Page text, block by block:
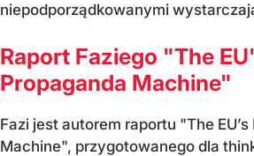
niepodporządkowanymi
Raport Faziego "The
Propaganda Machine"
Fazi jest autorem raportu "The
Machine", przygotowanego dla